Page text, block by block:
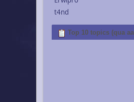
t4nd
Top 10 topics (qua